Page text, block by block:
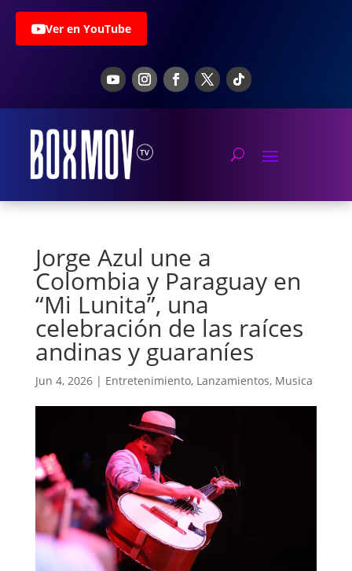
Ver en YouTube
Jorge Azul une a
Colombia y Paraguay en
“Mi Lunita”, una
celebración de las raíces
andinas y guaraníes
Jun 4, 2026| Entretenimiento, Lanzamientos, Musica